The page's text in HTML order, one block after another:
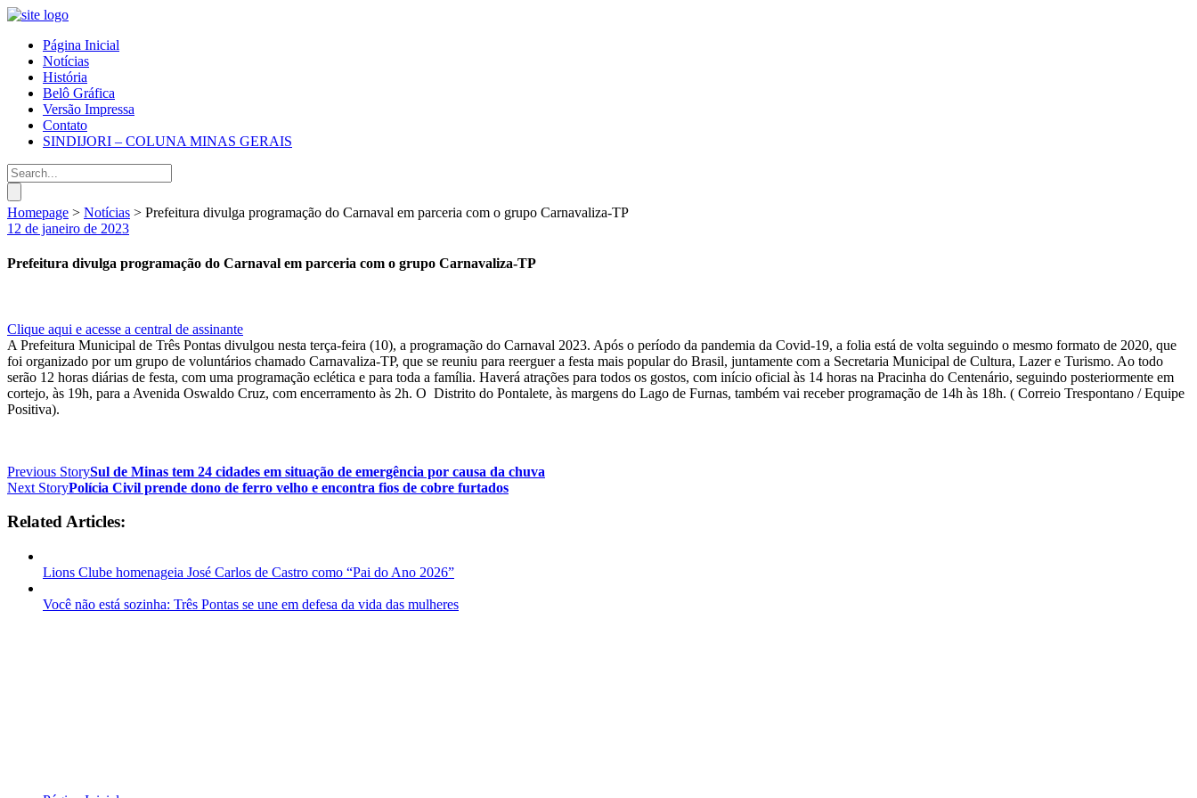
Página Inicial
Notícias
História
Belô Gráfica
Versão Impressa
Contato
SINDIJORI – COLUNA MINAS GERAIS
Homepage > Notícias > Prefeitura divulga programação do Carnaval em parceria com o grupo Carnavaliza-TP
12 de janeiro de 2023
Prefeitura divulga programação do Carnaval em parceria com o grupo Carnavaliza-TP
Clique aqui e acesse a central de assinante
A Prefeitura Municipal de Três Pontas divulgou nesta terça-feira (10), a programação do Carnaval 2023. Após o período da pandemia da Covid-19, a folia está de volta seguindo o mesmo formato de 2020, que
foi organizado por um grupo de voluntários chamado Carnavaliza-TP, que se reuniu para reerguer a festa mais popular do Brasil, juntamente com a Secretaria Municipal de Cultura, Lazer e Turismo. Ao todo
serão 12 horas diárias de festa, com uma programação eclética e para toda a família. Haverá atrações para todos os gostos, com início oficial às 14 horas na Pracinha do Centenário, seguindo posteriormente em
cortejo, às 19h, para a Avenida Oswaldo Cruz, com encerramento às 2h. O Distrito do Pontalete, às margens do Lago de Furnas, também vai receber programação de 14h às 18h. ( Correio Trespontano / Equipe
Positiva).
Previous StorySul de Minas tem 24 cidades em situação de emergência por causa da chuva
Next StoryPolícia Civil prende dono de ferro velho e encontra fios de cobre furtados
Related Articles:
Lions Clube homenageia José Carlos de Castro como “Pai do Ano 2026”
Você não está sozinha: Três Pontas se une em defesa da vida das mulheres